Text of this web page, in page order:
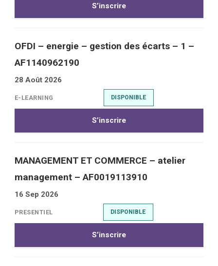
S’inscrire
OFDI – energie – gestion des écarts – 1 –
AF1140962190
28 Août 2026
E-LEARNING DISPONIBLE
S’inscrire
MANAGEMENT ET COMMERCE – atelier
management – AF0019113910
16 Sep 2026
PRESENTIEL DISPONIBLE
S’inscrire